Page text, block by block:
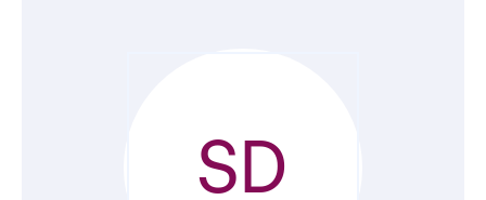
SD